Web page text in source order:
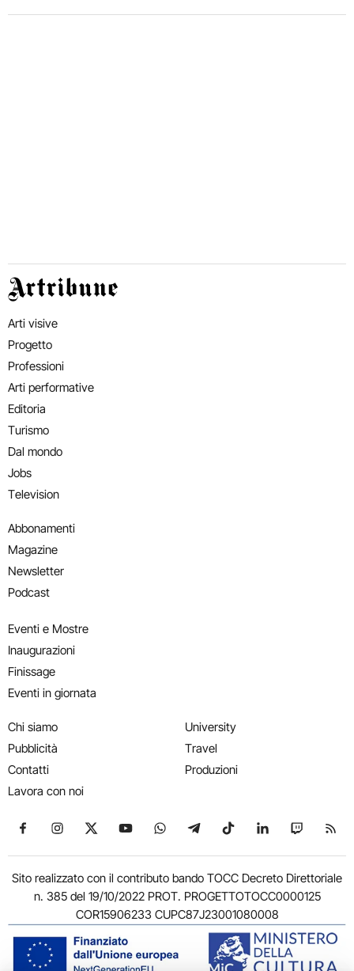
Artribune
Arti visive
Progetto
Professioni
Arti performative
Editoria
Turismo
Dal mondo
Jobs
Television
Abbonamenti
Magazine
Newsletter
Podcast
Eventi e Mostre
Inaugurazioni
Finissage
Eventi in giornata
Chi siamo
Pubblicità
Contatti
Lavora con noi
University
Travel
Produzioni
Seguici su Facebook
Seguici su Instagram
Seguici su X
Seguici su YouTube
Seguici su WhatsApp
Seguici su Telegram
Seguici su TikTok
Seguici su
Seguici
Sito realizzato con il contributo bando TOCC Decreto Direttoriale
n. 385 del 19/10/2022 PROT. PROGETTOTOCC0000125
COR15906233 CUPC87J23001080008